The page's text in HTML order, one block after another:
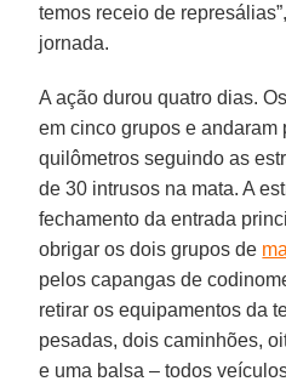
temos receio de
jornada.
A ação durou quatro dias. Os
em cinco grupos e andaram
quilômetros seguindo as
de 30 intrusos na mata. A
fechamento da entrada
obrigar os dois grupos de
pelos capangas de
retirar os equipamentos da
pesadas, dois caminhões,
e uma balsa – todos